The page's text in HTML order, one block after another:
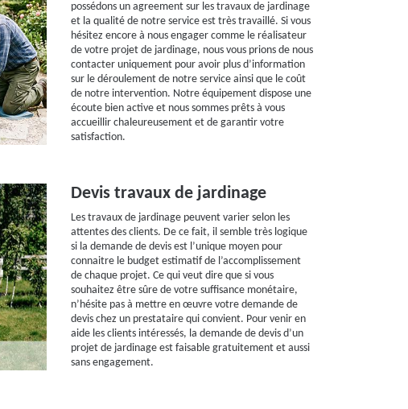
possédons un agreement sur les travaux de jardinage
et la qualité de notre service est très travaillé. Si vous
hésitez encore à nous engager comme le réalisateur
de votre projet de jardinage, nous vous prions de nous
contacter uniquement pour avoir plus d’information
sur le déroulement de notre service ainsi que le coût
de notre intervention. Notre équipement dispose une
écoute bien active et nous sommes prêts à vous
accueillir chaleureusement et de garantir votre
satisfaction.
Devis travaux de jardinage
Les travaux de jardinage peuvent varier selon les
attentes des clients. De ce fait, il semble très logique
si la demande de devis est l’unique moyen pour
connaitre le budget estimatif de l’accomplissement
de chaque projet. Ce qui veut dire que si vous
souhaitez être sûre de votre suffisance monétaire,
n’hésite pas à mettre en œuvre votre demande de
devis chez un prestataire qui convient. Pour venir en
aide les clients intéressés, la demande de devis d’un
projet de jardinage est faisable gratuitement et aussi
sans engagement.